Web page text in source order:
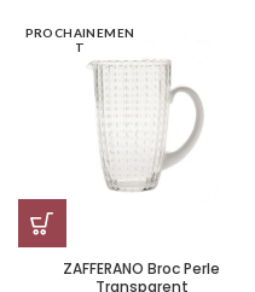
PROCHAINEMEN
T
ZAFFERANO Broc Perle
Transparent